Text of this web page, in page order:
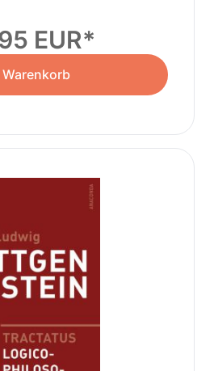
EUR
Warenkorb